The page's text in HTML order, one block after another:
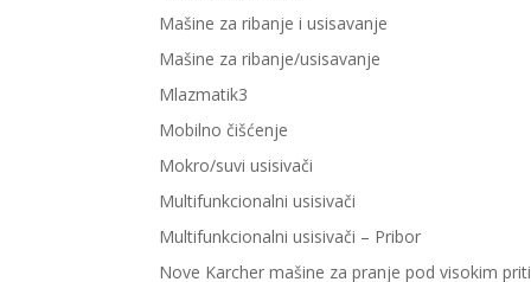
Mašine za ribanje i usisavanje
Mašine za ribanje/usisavanje
Mlazmatik3
Mobilno čišćenje
Mokro/suvi usisivači
Multifunkcionalni usisivači
Multifunkcionalni usisivači – Pribor
Nove Karcher mašine za pranje pod visokim